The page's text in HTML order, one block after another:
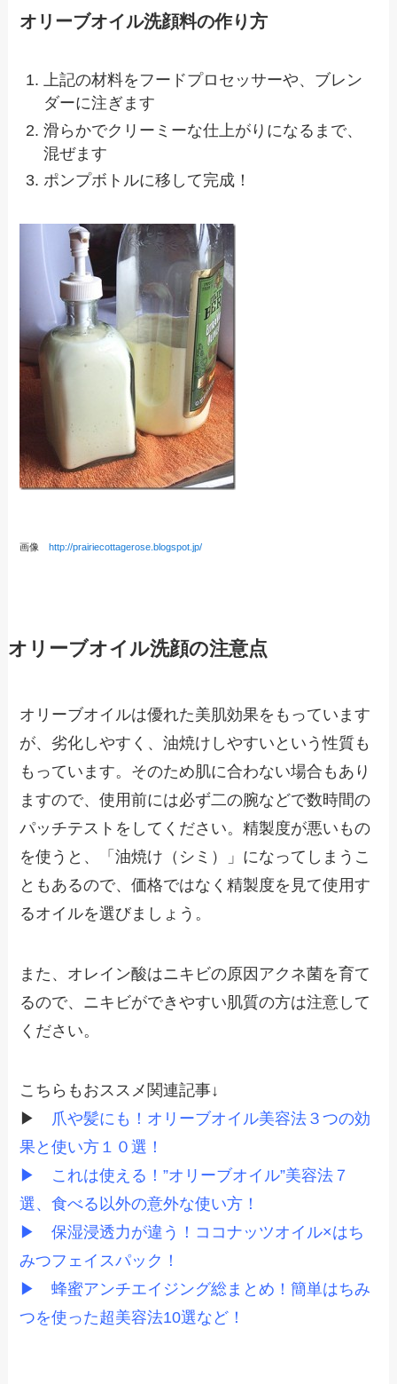
オリーブオイル洗顔料の作り方
上記の材料をフードプロセッサーや、ブレン
ダーに注ぎます
滑らかでクリーミーな仕上がりになるまで、
混ぜます
ポンプボトルに移して完成！
画像http://prairiecottagerose.blogspot.jp/
オリーブオイル洗顔の注意点
オリーブオイルは優れた美肌効果をもっています
が、劣化しやすく、油焼けしやすいという性質も
もっています。そのため肌に合わない場合もあり
ますので、使用前には必ず二の腕などで数時間の
パッチテストをしてください。精製度が悪いもの
を使うと、「油焼け（シミ）」になってしまうこ
ともあるので、価格ではなく精製度を見て使用す
るオイルを選びましょう。
また、オレイン酸はニキビの原因アクネ菌を育て
るので、ニキビができやすい肌質の方は注意して
ください。
こちらもおススメ関連記事↓
▶ 爪や髪にも！オリーブオイル美容法３つの効
果と使い方１０選！
▶ これは使える！”オリーブオイル”美容法７
選、食べる以外の意外な使い方！
▶保湿浸透力が違う！ココナッツオイル×はち
みつフェイスパック！
▶蜂蜜アンチエイジング総まとめ！簡単はちみ
つを使った超美容法10選など！